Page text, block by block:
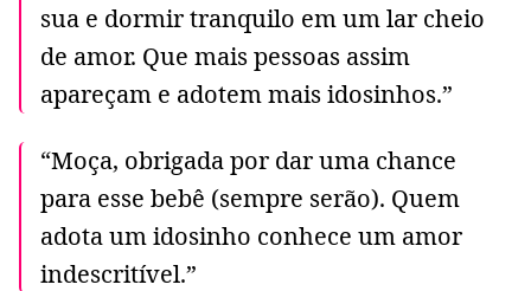
sua e dormir tranquilo em um lar cheio
de amor. Que mais pessoas assim
apareçam e adotem mais idosinhos.”
“Moça, obrigada por dar uma chance
para esse bebê (sempre serão). Quem
adota um idosinho conhece um amor
indescritível.”